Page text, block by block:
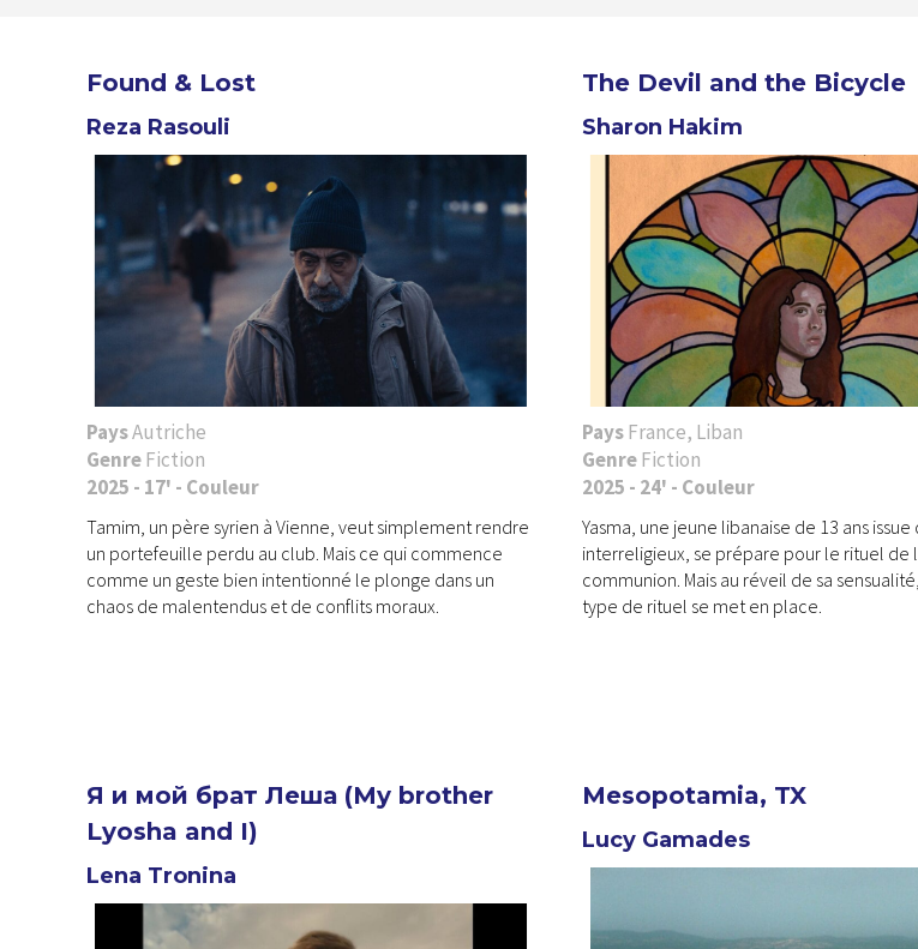
Found & Lost
Reza Rasouli
PaysAutriche
GenreFiction
2025 - 17' - Couleur
Tamim, un père syrien à Vienne, veut simplement rendre
un portefeuille perdu au club. Mais ce qui commence
comme un geste bien intentionné le plonge dans un
chaos de malentendus et de conflits moraux.
The Devil and the Bicycle
Sharon Hakim
PaysFrance, Liban
GenreFiction
2025 - 24' - Couleur
Yasma, une jeune libanaise de 13 ans
interreligieux, se prépare pour le rituel de
communion. Mais au réveil de sa
type de rituel se met en place.
Я и мой брат Леша (My brother
Lyosha and I)
Lena Tronina
Mesopotamia, TX
Lucy Gamades